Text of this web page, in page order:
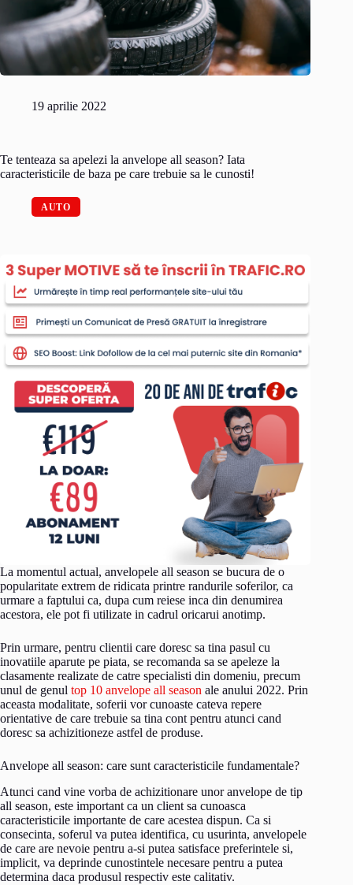
19 aprilie 2022
Te tenteaza sa apelezi la anvelope all season? Iata
caracteristicile de baza pe care trebuie sa le cunosti!
AUTO
La momentul actual, anvelopele all season se bucura de o
popularitate extrem de ridicata printre randurile soferilor, ca
urmare a faptului ca, dupa cum reiese inca din denumirea
acestora, ele pot fi utilizate in cadrul oricarui anotimp.
Prin urmare, pentru clientii care doresc sa tina pasul cu
inovatiile aparute pe piata, se recomanda sa se apeleze la
clasamente realizate de catre specialisti din domeniu, precum
unul de genul top 10 anvelope all season ale anului 2022. Prin
aceasta modalitate, soferii vor cunoaste cateva repere
orientative de care trebuie sa tina cont pentru atunci cand
doresc sa achizitioneze astfel de produse.
Anvelope all season: care sunt caracteristicile fundamentale?
Atunci cand vine vorba de achizitionare unor anvelope de tip
all season, este important ca un client sa cunoasca
caracteristicile importante de care acestea dispun. Ca si
consecinta, soferul va putea identifica, cu usurinta, anvelopele
de care are nevoie pentru a-si putea satisface preferintele si,
implicit, va deprinde cunostintele necesare pentru a putea
determina daca produsul respectiv este calitativ.